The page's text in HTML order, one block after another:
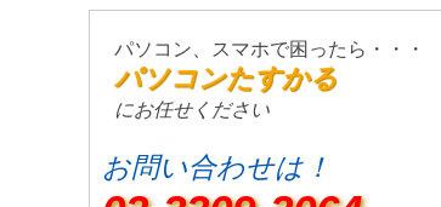
パソコン、スマホで困ったら・・・
パソコンたすかる
にお任せください
お問い合わせは！